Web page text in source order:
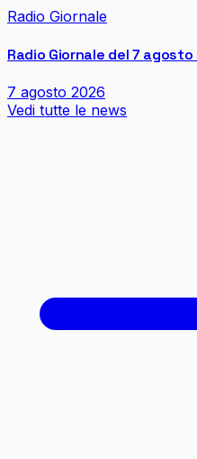
Radio Giornale
Radio Giornale del 7
7 agosto 2026
Vedi tutte le news